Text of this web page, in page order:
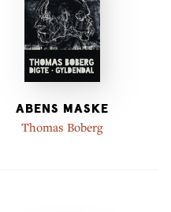
ABENS MASKE
Thomas Boberg